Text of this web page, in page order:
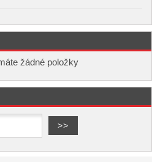
žádné položky